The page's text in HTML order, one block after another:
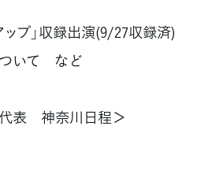
プ」収録出演(9/27収録済)
いて など
神奈川日程＞